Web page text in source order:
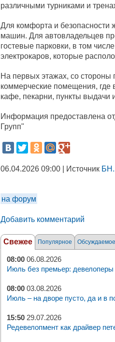
различными турниками и
Для комфорта и безопасности
машин. Для автовладельцев
гостевые парковки, в том
электрокаров, которые
На первых этажах, со стороны
коммерческие помещения, где
кафе, пекарни, пункты выдачи
Информация предоставлена
Групп"
06.04.2026 09:00 | Источник
на форум
Добавить комментарий
Свежее Популярное Обсуждаемое
08:00 06.08.2026
Июль без премьер: девелоперы
08:00 03.08.2026
Июль – на дворе пусто, да и в
15:50 29.07.2026
Редевелопмент как драйвер